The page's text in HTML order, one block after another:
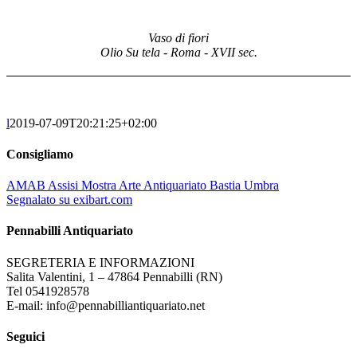
Vaso di fiori
Olio Su tela - Roma - XVII sec.
l2019-07-09T20:21:25+02:00
Consigliamo
AMAB Assisi Mostra Arte Antiquariato Bastia Umbra
Segnalato su exibart.com
Pennabilli Antiquariato
SEGRETERIA E INFORMAZIONI
Salita Valentini, 1 – 47864 Pennabilli (RN)
Tel 0541928578
E-mail: info@pennabilliantiquariato.net
Seguici